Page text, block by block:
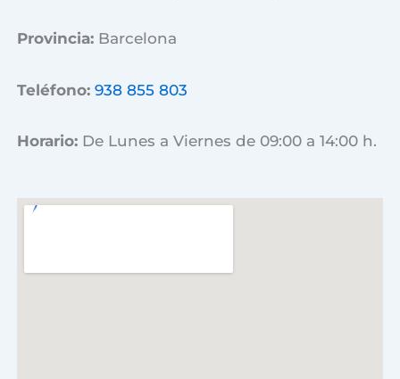
Provincia: Barcelona
Teléfono: 938 855 803
Horario: De Lunes a Viernes de 09:00 a 14:00 h.